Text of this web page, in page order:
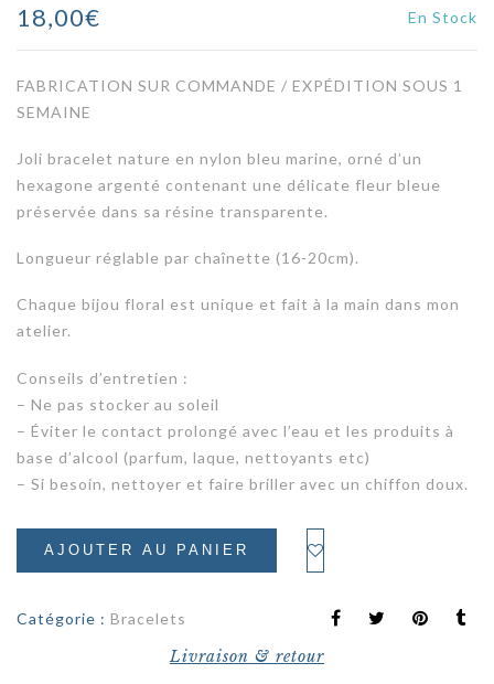
18,00€ En Stock
FABRICATION SUR COMMANDE / EXPÉDITION SOUS 1
SEMAINE
Joli bracelet nature en nylon bleu marine, orné d’un
hexagone argenté contenant une délicate fleur bleue
préservée dans sa résine transparente.
Longueur réglable par chaînette (16-20cm).
Chaque bijou floral est unique et fait à la main dans mon
atelier.
Conseils d’entretien :
– Ne pas stocker au soleil
– Éviter le contact prolongé avec l’eau et les produits à
base d’alcool (parfum, laque, nettoyants etc)
– Si besoin, nettoyer et faire briller avec un chiffon doux.
AJOUTER AU PANIER
Catégorie : Bracelets
Livraison & retour